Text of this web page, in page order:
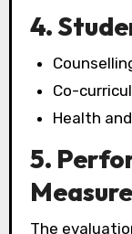
4.
Co-
Health
5.
The